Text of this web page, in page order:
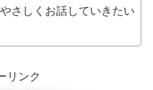
さしくお話していきたい
リンク